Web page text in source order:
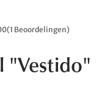
(1 Beoordelingen)
"Vestido"